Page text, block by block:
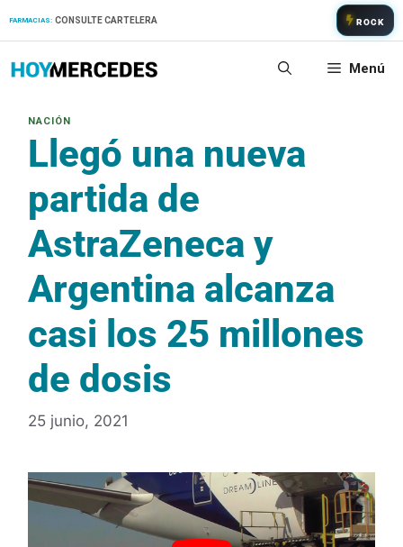
FARMACIAS: CONSULTE CARTELERA ROCK
Menú
Llegó una nueva
partida de
AstraZeneca y
Argentina alcanza
casi los 25 millones
de dosis
25 junio, 2021